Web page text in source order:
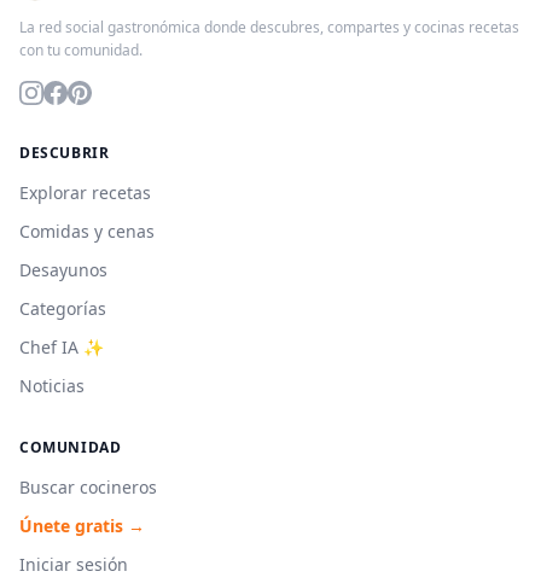
La red social gastronómica donde descubres, compartes y cocinas recetas
con tu comunidad.
DESCUBRIR
Explorar recetas
Comidas y cenas
Desayunos
Categorías
Chef IA ✨
Noticias
COMUNIDAD
Buscar cocineros
Únete gratis →
Iniciar sesión